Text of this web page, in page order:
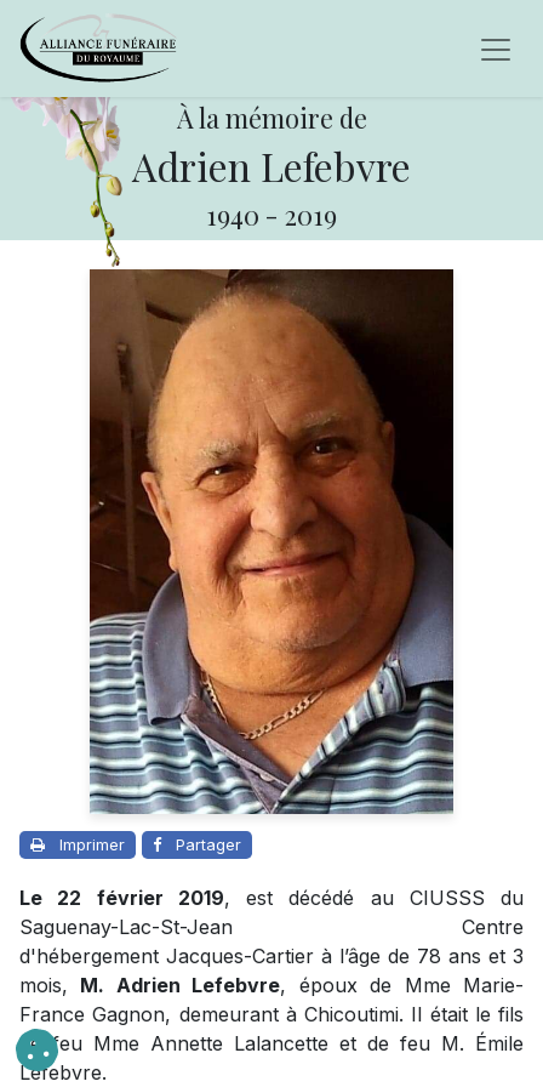
À la mémoire de
Adrien Lefebvre
1940 - 2019
Imprimer Partager
Le 22 février 2019, est décédé au CIUSSS du
Saguenay-Lac-St-Jean Centre
d'hébergement Jacques-Cartier à l’âge de 78 ans et 3
mois, M. Adrien Lefebvre, époux de Mme Marie-
France Gagnon, demeurant à Chicoutimi. Il était le fils
de feu Mme Annette Lalancette et de feu M. Émile
Lefebvre.